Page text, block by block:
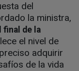
del
la ministra,
final de la
el nivel de
adquirir
de la vida